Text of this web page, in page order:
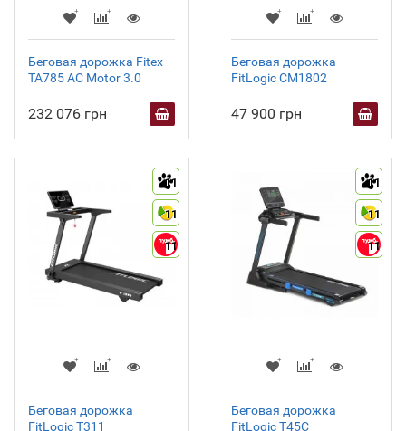
Беговая дорожка Fitex
TA785 AC Motor 3.0
232 076 грн
Беговая дорожка
FitLogic CM1802
47 900 грн
11
11
11
Беговая дорожка
FitLogic T311
11
11
11
Беговая дорожка
FitLogic T45C